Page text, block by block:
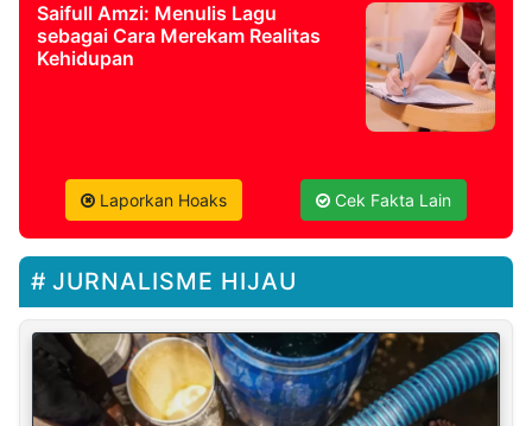
Saifull Amzi: Menulis Lagu
sebagai Cara Merekam Realitas
Kehidupan
Laporkan Hoaks Cek Fakta Lain
JURNALISME HIJAU